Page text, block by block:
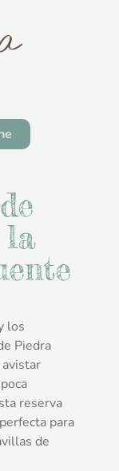
la
los
Piedra
reserva
para
de